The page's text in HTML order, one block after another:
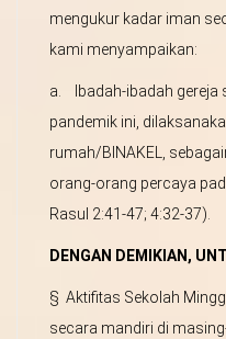
mengukur kadar iman
kami menyampaikan:
a. Ibadah-ibadah gereja
pandemik ini,
rumah/BINAKEL,
orang-orang percaya
Rasul 2:41-47; 4:32-37).
D ENGAN DEMIKIAN,
§ Aktifitas Sekolah
secara mandiri di